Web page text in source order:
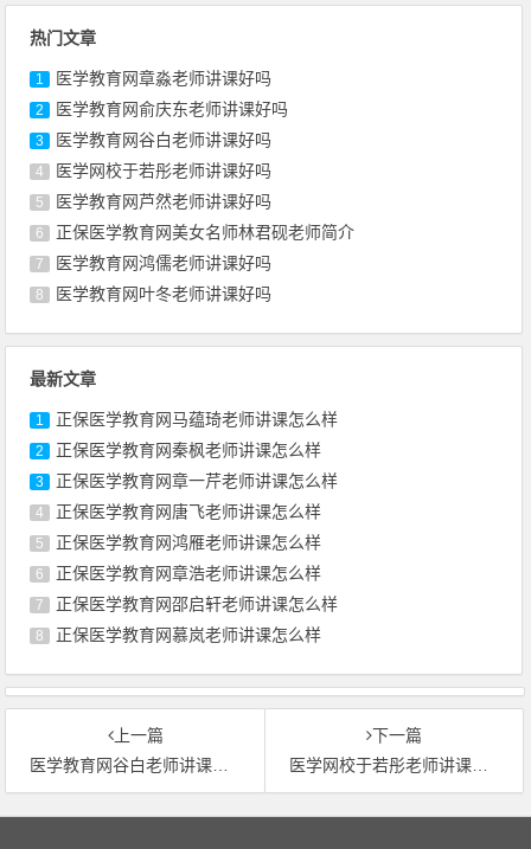
热门文章
1 医学教育网章淼老师讲课好吗
2 医学教育网俞庆东老师讲课好吗
3 医学教育网谷白老师讲课好吗
4 医学网校于若彤老师讲课好吗
5 医学教育网芦然老师讲课好吗
6 正保医学教育网美女名师林君砚老师简介
7 医学教育网鸿儒老师讲课好吗
8 医学教育网叶冬老师讲课好吗
最新文章
1 正保医学教育网马蕴琦老师讲课怎么样
2 正保医学教育网秦枫老师讲课怎么样
3 正保医学教育网章一芹老师讲课怎么样
4 正保医学教育网唐飞老师讲课怎么样
5 正保医学教育网鸿雁老师讲课怎么样
6 正保医学教育网章浩老师讲课怎么样
7 正保医学教育网邵启轩老师讲课怎么样
8 正保医学教育网慕岚老师讲课怎么样
上一篇
医学教育网谷白老师讲课好吗
下一篇
医学网校于若彤老师讲课好吗